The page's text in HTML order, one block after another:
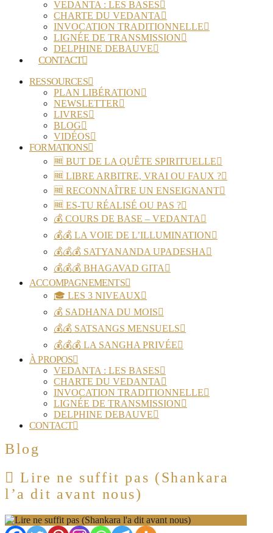
VEDANTA : LES BASES
CHARTE DU VEDANTA
INVOCATION TRADITIONNELLE
LIGNÉE DE TRANSMISSION
DELPHINE DEBAUVE
CONTACT
RESSOURCES
PLAN LIBÉRATION
NEWSLETTER
LIVRES
BLOG
VIDÉOS
FORMATIONS
🆓 BUT DE LA QUÊTE SPIRITUELLE
🆓 LIBRE ARBITRE, VRAI OU FAUX ?
🆓 RECONNAÎTRE UN ENSEIGNANT
🆓 ES-TU RÉALISÉ OU PAS ?
💰 COURS DE BASE – VEDANTA
💰💰 LA VOIE DE L’ILLUMINATION
💰💰💰 SATYANANDA UPADESHA
💰💰💰 BHAGAVAD GITA
ACCOMPAGNEMENTS
🎓 LES 3 NIVEAUX
💰 SADHANA DU MOIS
💰💰 SATSANGS MENSUELS
💰💰💰 LA SANGHA PRIVÉE
À PROPOS
VEDANTA : LES BASES
CHARTE DU VEDANTA
INVOCATION TRADITIONNELLE
LIGNÉE DE TRANSMISSION
DELPHINE DEBAUVE
CONTACT
Blog
Lire ne suffit pas (Shankara
l’a dit avant nous)